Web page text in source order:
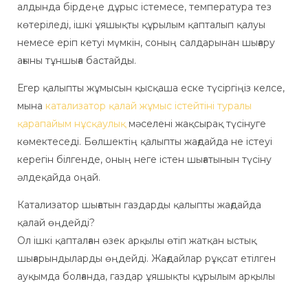
алдында бірдеңе дұрыс істемесе, температура тез
көтеріледі, ішкі ұяшықты құрылым қапталып қалуы
немесе еріп кетуі мүмкін, соның салдарынан шығару
ағыны тұншыға бастайды.
Егер қалыпты жұмысын қысқаша еске түсіргіңіз келсе,
мына катализатор қалай жұмыс істейтіні туралы
қарапайым нұсқаулықмәселені жақсырақ түсінуге
көмектеседі. Бөлшектің қалыпты жағдайда не істеуі
керегін білгенде, оның неге істен шығатынын түсіну
әлдеқайда оңай.
Катализатор шығатын газдарды қалыпты жағдайда
қалай өңдейді?
Ол ішкі қапталған өзек арқылы өтіп жатқан ыстық
шығарындыларды өңдейді. Жағдайлар рұқсат етілген
ауқымда болғанда, газдар ұяшықты құрылым арқылы